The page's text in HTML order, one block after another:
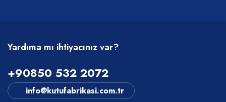
Yardıma mı ihtiyacınız var?
+90850 532 2072
info@kutufabrikasi.com.tr